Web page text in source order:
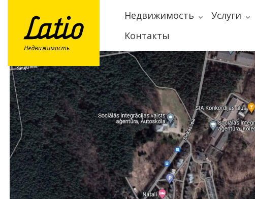
Hедвижимость Услуги
Kонтакты